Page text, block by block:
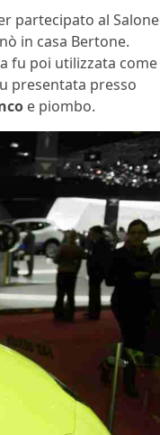
partecipato al Salone
in casa Bertone.
fu poi utilizzata come
presentata presso
e piombo.